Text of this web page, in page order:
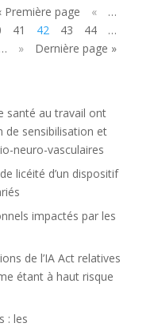
Première page «
…
41 42 43 44
…
… » Dernière page »
santé au travail ont
de sensibilisation et
neuro-vasculaires
licéité d’un dispositif
impactés par les
de l’IA Act relatives
étant à haut risque
: les